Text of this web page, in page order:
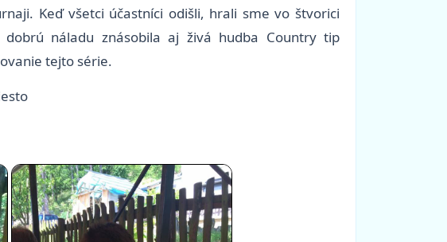
Keď všetci účastníci odišli, hrali sme vo štvorici
náladu znásobila aj živá hudba Country tip
tejto série.